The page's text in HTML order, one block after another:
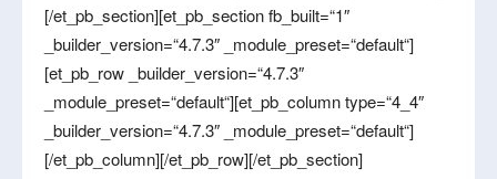
[/et_pb_section][et_pb_section fb_built=“1″
_builder_version=“4.7.3″ _module_preset=“default“]
[et_pb_row _builder_version=“4.7.3″
_module_preset=“default“][et_pb_column type=“4_4″
_builder_version=“4.7.3″ _module_preset=“default“]
[/et_pb_column][/et_pb_row][/et_pb_section]